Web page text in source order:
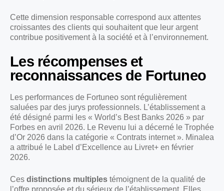
Cette dimension responsable correspond aux attentes
croissantes des clients qui souhaitent que leur argent
contribue positivement à la société et à l’environnement.
Les récompenses et
reconnaissances de Fortuneo
Les performances de Fortuneo sont régulièrement
saluées par des jurys professionnels. L’établissement a
été désigné parmi les « World’s Best Banks 2026 » par
Forbes en avril 2026. Le Revenu lui a décerné le Trophée
d’Or 2026 dans la catégorie « Contrats internet ». Minalea
a attribué le Label d’Excellence au Livret+ en février
2026.
Ces distinctions multiples témoignent de la qualité de
l’offre proposée et du sérieux de l’établissement. Elles